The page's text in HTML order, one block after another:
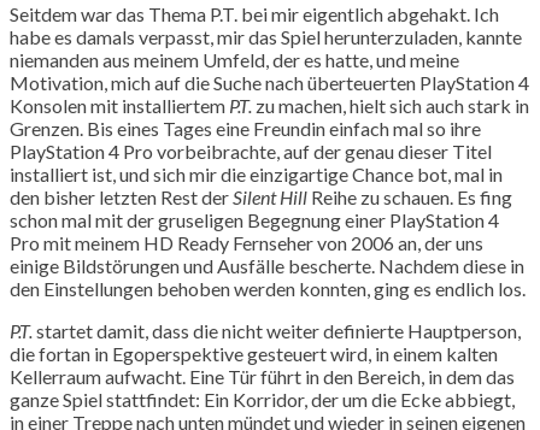
Seitdem war das Thema P.T. bei mir eigentlich abgehakt. Ich
habe es damals verpasst, mir das Spiel herunterzuladen, kannte
niemanden aus meinem Umfeld, der es hatte, und meine
Motivation, mich auf die Suche nach überteuerten PlayStation 4
Konsolen mit installiertem P.T. zu machen, hielt sich auch stark in
Grenzen. Bis eines Tages eine Freundin einfach mal so ihre
PlayStation 4 Pro vorbeibrachte, auf der genau dieser Titel
installiert ist, und sich mir die einzigartige Chance bot, mal in
den bisher letzten Rest der Silent Hill Reihe zu schauen. Es fing
schon mal mit der gruseligen Begegnung einer PlayStation 4
Pro mit meinem HD Ready Fernseher von 2006 an, der uns
einige Bildstörungen und Ausfälle bescherte. Nachdem diese in
den Einstellungen behoben werden konnten, ging es endlich los.
P.T. startet damit, dass die nicht weiter definierte Hauptperson,
die fortan in Egoperspektive gesteuert wird, in einem kalten
Kellerraum aufwacht. Eine Tür führt in den Bereich, in dem das
ganze Spiel stattfindet: Ein Korridor, der um die Ecke abbiegt,
in einer Treppe nach unten mündet und wieder in seinen eigenen